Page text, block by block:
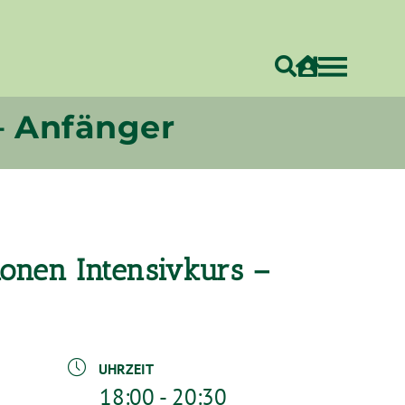
Anfänger
Intensivkurs –
UHRZEIT
18:00 - 20:30